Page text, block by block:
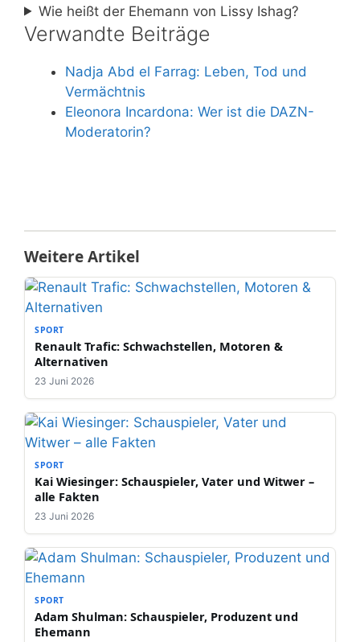
Wie heißt der Ehemann von Lissy Ishag?
Verwandte Beiträge
Nadja Abd el Farrag: Leben, Tod und
Vermächtnis
Eleonora Incardona: Wer ist die DAZN-
Moderatorin?
Weitere Artikel
SPORT
Renault Trafic: Schwachstellen, Motoren &
Alternativen
23 Juni 2026
SPORT
Kai Wiesinger: Schauspieler, Vater und Witwer –
alle Fakten
23 Juni 2026
SPORT
Adam Shulman: Schauspieler, Produzent und
Ehemann